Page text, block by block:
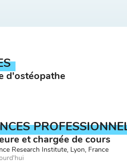
d'ostéopathe
et chargée de cours
Research Institute, Lyon, France